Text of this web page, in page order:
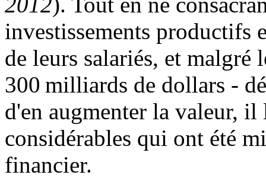
investissements productifs
de leurs salariés, et malgré
300 milliards de dollars -
d'en augmenter la valeur, il
considérables qui ont été
financier.